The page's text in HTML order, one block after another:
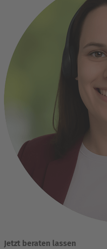
Jetzt beraten lassen